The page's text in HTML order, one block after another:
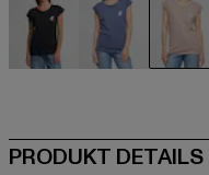
PRODUKT DETAILS